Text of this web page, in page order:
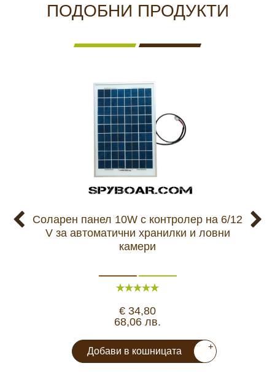
ПОДОБНИ ПРОДУКТИ
Соларен панел 10W с контролер на 6/12
V за автоматични хранилки и ловни
камери
€ 34,80
68,06 лв.
Добави в кошницата +